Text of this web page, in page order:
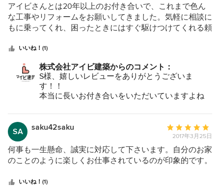
評
価：
5
星
5
アイビさんとは20年以上のお付き合いで、これまで色ん
な工事やリフォームをお願いしてきました。気軽に相談に
もに乗ってくれ、困ったときにはすぐ駆けつけてくれる頼
持ちよく接してくれます。とても助かっています。
いいね！(1)
株式会社アイビ建築からのコメント：
S様、嬉しいレビューをありがとうございま
す！！
本当に長いお付き合いをいただいていますよね
す。
SA
saku42saku
平
均
評
価：
2017年3月25日
何事も一生懸命、誠実に対応して下さいます。自分のお家
のことのように楽しくお仕事されているのが印象的です。
いいね！(1)